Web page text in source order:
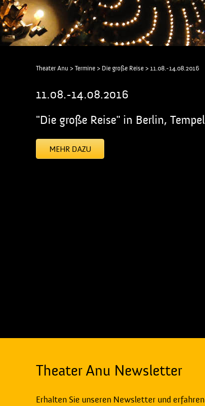
Theater Anu > Termine > Die große Reise > 11.08.-14.08.2016
11.08.-14.08.2016
"Die große Reise" in Berlin,
MEHR DAZU
Theater Anu Newsletter
Erhalten Sie unseren Newsletter und